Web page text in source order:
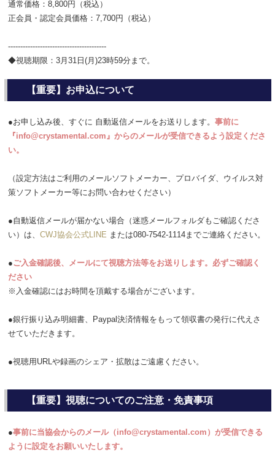
通常価格：8,800円（税込）
正会員・認定会員価格：7,700円（税込）
----------------------------------------
◆視聴期限：3月31日(月)23時59分まで。
【重要】お申込について
●お申し込み後、すぐに 自動返信メールをお送りします。 事前に
『info@crystamental.com』からのメールが受信できるよう設定くださ
い。
（設定方法はご利用のメールソフトメーカー、プロバイダ、ウイルス対
策ソフトメーカー等にお問い合わせください）
●自動返信メールが届かない場合（迷惑メールフォルダもご確認くださ
い）は、 CWJ協会公式LINE または080-7542-1114までご連絡ください。
●ご入金確認後、メールにて視聴方法等をお送りします。必ずご確認く
ださい
※入金確認にはお時間を頂戴する場合がございます。
●銀行振り込み明細書、Paypal決済情報をもって領収書の発行に代えさ
せていただきます。
●視聴用URLや録画のシェア・拡散はご遠慮ください。
【重要】視聴についてのご注意・免責事項
●事前に当協会からのメール（info@crystamental.com）が受信できる
ように設定をお願いいたします。